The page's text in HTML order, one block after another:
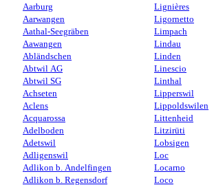
Aarburg
Aarwangen
Aathal-Seegräben
Aawangen
Abländschen
Abtwil AG
Abtwil SG
Achseten
Aclens
Acquarossa
Adelboden
Adetswil
Adligenswil
Adlikon b. Andelfingen
Adlikon b. Regensdorf
Lignières
Ligornetto
Limpach
Lindau
Linden
Linescio
Linthal
Lipperswil
Lippoldswilen
Littenheid
Litzirüti
Lobsigen
Loc
Locarno
Loco